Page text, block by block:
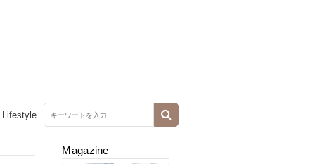
Lifestyle
Magazine